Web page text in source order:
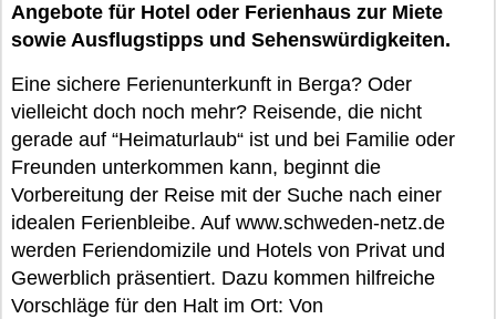
Angebote für Hotel oder Ferienhaus zur Miete
sowie Ausflugstipps und Sehenswürdigkeiten.
Eine sichere Ferienunterkunft in Berga? Oder
vielleicht doch noch mehr? Reisende, die nicht
gerade auf “Heimaturlaub“ ist und bei Familie oder
Freunden unterkommen kann, beginnt die
Vorbereitung der Reise mit der Suche nach einer
idealen Ferienbleibe. Auf www.schweden-netz.de
werden Feriendomizile und Hotels von Privat und
Gewerblich präsentiert. Dazu kommen hilfreiche
Vorschläge für den Halt im Ort: Von